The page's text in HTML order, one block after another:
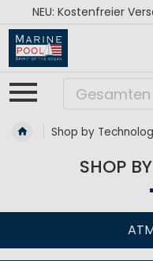
RÉGATES
Shop by
SHOP